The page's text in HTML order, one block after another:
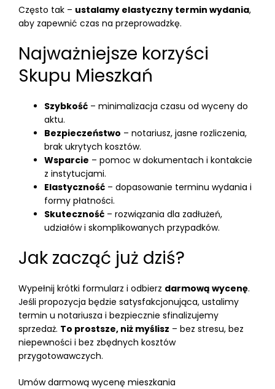
Często tak – ustalamy elastyczny termin wydania,
aby zapewnić czas na przeprowadzkę.
Najważniejsze korzyści
Skupu Mieszkań
Szybkość – minimalizacja czasu od wyceny do
aktu.
Bezpieczeństwo – notariusz, jasne rozliczenia,
brak ukrytych kosztów.
Wsparcie – pomoc w dokumentach i kontakcie
z instytucjami.
Elastyczność – dopasowanie terminu wydania i
formy płatności.
Skuteczność – rozwiązania dla zadłużeń,
udziałów i skomplikowanych przypadków.
Jak zacząć już dziś?
Wypełnij krótki formularz i odbierz darmową wycenę.
Jeśli propozycja będzie satysfakcjonująca, ustalimy
termin u notariusza i bezpiecznie sfinalizujemy
sprzedaż. To prostsze, niż myślisz – bez stresu, bez
niepewności i bez zbędnych kosztów
przygotowawczych.
Umów darmową wycenę mieszkania